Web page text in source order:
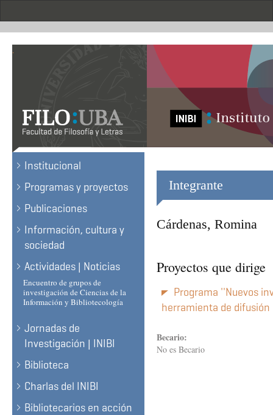
.
Institucional
Programas y proyectos
Publicaciones
Información, cultura y
sociedad
Actividades | Noticias
Encuentro de grupos de
investigación de Ciencias de la
Información y Bibliotecología
Jornadas de
Investigación | INIBI
Biblioteca
Charlas del INIBI
Bibliotecarios en acción
Integrante
Cárdenas, Romina
Proyectos que dirige
Programa ''Nuevos
herramienta de
Becario:
No es Becario